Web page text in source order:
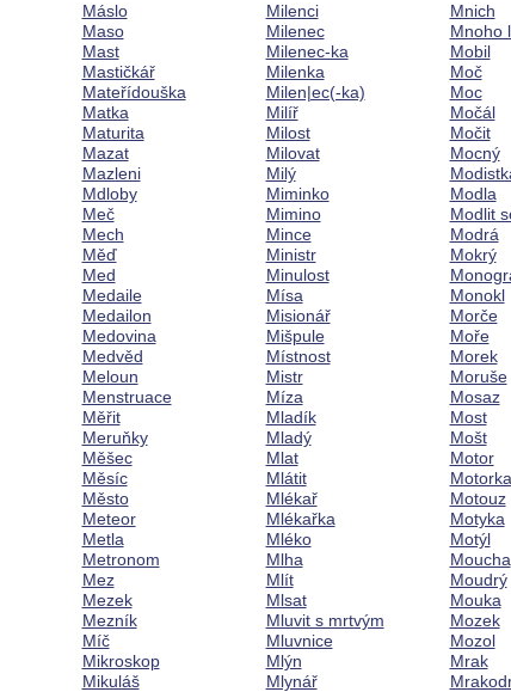
Máslo
Maso
Mast
Mastičkář
Mateřídouška
Matka
Maturita
Mazat
Mazleni
Mdloby
Meč
Mech
Měď
Med
Medaile
Medailon
Medovina
Medvěd
Meloun
Menstruace
Měřit
Meruňky
Měšec
Měsíc
Město
Meteor
Metla
Metronom
Mez
Mezek
Mezník
Míč
Mikroskop
Mikuláš
Milenci
Milenec
Milenec-ka
Milenka
Milen|ec(-ka)
Milíř
Milost
Milovat
Milý
Miminko
Mimino
Mince
Ministr
Minulost
Mísa
Misionář
Mišpule
Místnost
Mistr
Míza
Mladík
Mladý
Mlat
Mlátit
Mlékař
Mlékařka
Mléko
Mlha
Mlít
Mlsat
Mluvit s mrtvým
Mluvnice
Mlýn
Mlynář
Mnich
Mnoho
Mobil
Moč
Moc
Močál
Močit
Mocný
Modla
Modlit
Modrá
Mokrý
Monokl
Morče
Moře
Morek
Moruše
Mosaz
Most
Mošt
Motor
Motorka
Motouz
Motyka
Motýl
Moucha
Moudrý
Mouka
Mozek
Mozol
Mrak